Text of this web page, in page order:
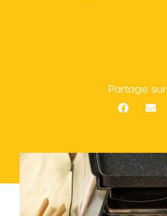
Partage sur